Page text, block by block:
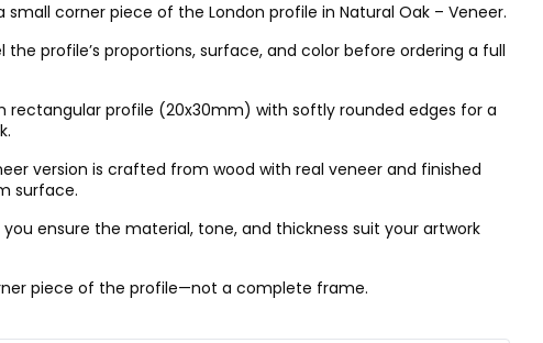
small corner piece of the London profile in Natural Oak – Veneer.
the profile’s proportions, surface, and color before ordering a full
rectangular profile (20x30mm) with softly rounded edges for a
version is crafted from wood with real veneer and finished
surface.
ensure the material, tone, and thickness suit your artwork
piece of the profile—not a complete frame.